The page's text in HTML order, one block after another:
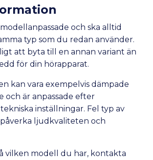
och ska alltid
typ som du redan använder.
att byta till en annan variant än
för din hörapparat.
kan vara exempelvis dämpade
och är anpassade efter
inställningar. Fel typ av
ljudkvaliteten och
vilken modell du har, kontakta